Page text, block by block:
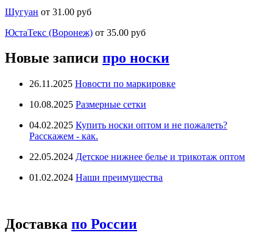
Шугуан от 31.00 руб
ЮстаТекс (Воронеж) от 35.00 руб
Новые записи про носки
26.11.2025 Новости по маркировке
10.08.2025 Размерные сетки
04.02.2025 Купить носки оптом и не пожалеть?
Расскажем - как.
22.05.2024 Детское нижнее белье и трикотаж оптом
01.02.2024 Наши преимущества
Доставка по России